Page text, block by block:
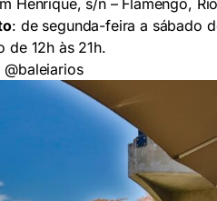
: de segunda-feira a sábado
12h às 21h.
@baleiarios